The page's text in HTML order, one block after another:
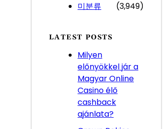
미분류
(3,949)
LATEST POSTS
Milyen
előnyökkel jár a
Magyar Online
Casino élő
cashback
ajánlata?